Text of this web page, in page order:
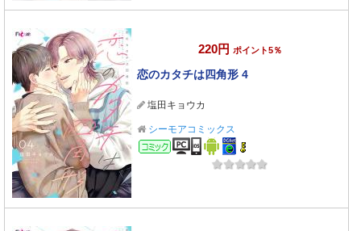
220円 ポイント5％
恋のカタチは四角形 4
塩田キョウカ
シーモアコミックス
コミック